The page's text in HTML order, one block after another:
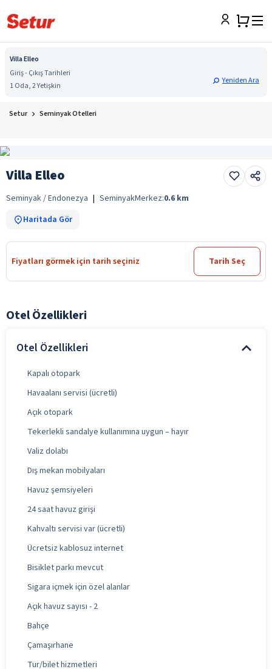
Villa Elleo
Giriş - Çıkış Tarihleri
1 Oda, 2 Yetişkin
Yeniden Ara
Setur Seminyak Otelleri
Villa Elleo
Seminyak / Endonezya | SeminyakMerkez:0.6 km
Haritada Gör
Fiyatları görmek için tarih seçiniz Tarih Seç
Otel Özellikleri
Otel Özellikleri
Kapalı otopark
Havaalanı servisi (ücretli)
Açık otopark
Tekerlekli sandalye kullanımına uygun – hayır
Valiz dolabı
Dış mekan mobilyaları
Havuz şemsiyeleri
24 saat havuz girişi
Kahvaltı servisi var (ücretli)
Ücretsiz kablosuz internet
Bisiklet parkı mevcut
Sigara içmek için özel alanlar
Açık havuz sayısı - 2
Bahçe
Çamaşırhane
Tur/bilet hizmetleri